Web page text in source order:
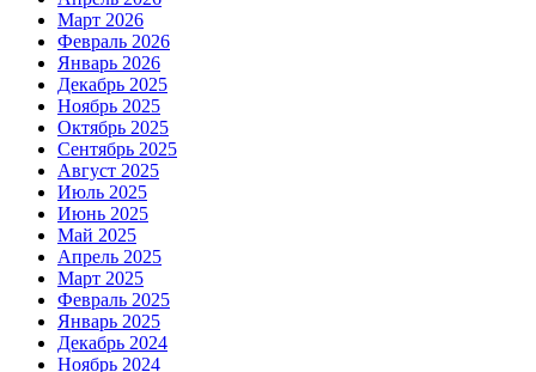
Март 2026
Февраль 2026
Январь 2026
Декабрь 2025
Ноябрь 2025
Октябрь 2025
Сентябрь 2025
Август 2025
Июль 2025
Июнь 2025
Май 2025
Апрель 2025
Март 2025
Февраль 2025
Январь 2025
Декабрь 2024
Ноябрь 2024